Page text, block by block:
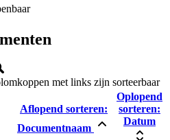
met links zijn sorteerbaar
Aflopend sorteren:
Documentnaam
Oplopend
sorteren:
Datum